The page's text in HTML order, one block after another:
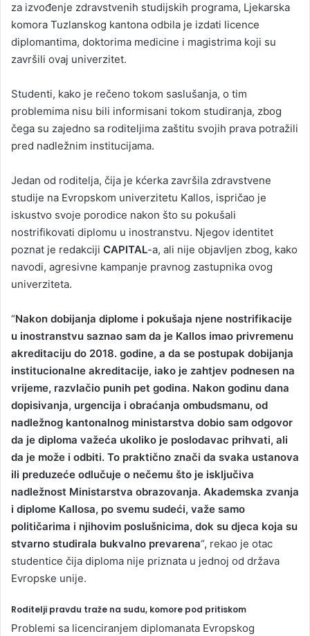
za izvođenje zdravstvenih studijskih programa, Ljekarska
komora Tuzlanskog kantona odbila je izdati licence
diplomantima, doktorima medicine i magistrima koji su
završili ovaj univerzitet.
Studenti, kako je rečeno tokom saslušanja, o tim
problemima nisu bili informisani tokom studiranja, zbog
čega su zajedno sa roditeljima zaštitu svojih prava potražili
pred nadležnim institucijama.
Jedan od roditelja, čija je kćerka završila zdravstvene
studije na Evropskom univerzitetu Kallos, ispričao je
iskustvo svoje porodice nakon što su pokušali
nostrifikovati diplomu u inostranstvu. Njegov identitet
poznat je redakciji CAPITAL-a, ali nije objavljen zbog, kako
navodi, agresivne kampanje pravnog zastupnika ovog
univerziteta.
“Nakon dobijanja diplome i pokušaja njene nostrifikacije
u inostranstvu saznao sam da je Kallos imao privremenu
akreditaciju do 2018. godine, a da se postupak dobijanja
institucionalne akreditacije, iako je zahtjev podnesen na
vrijeme, razvlačio punih pet godina. Nakon godinu dana
dopisivanja, urgencija i obraćanja ombudsmanu, od
nadležnog kantonalnog ministarstva dobio sam odgovor
da je diploma važeća ukoliko je poslodavac prihvati, ali
da je može i odbiti. To praktično znači da svaka ustanova
ili preduzeće odlučuje o nečemu što je isključiva
nadležnost Ministarstva obrazovanja. Akademska zvanja
i diplome Kallosa, po svemu sudeći, važe samo
političarima i njihovim poslušnicima, dok su djeca koja su
stvarno studirala bukvalno prevarena“, rekao je otac
studentice čija diploma nije priznata u jednoj od država
Evropske unije.
Roditelji pravdu traže na sudu, komore pod pritiskom
Problemi sa licenciranjem diplomanata Evropskog